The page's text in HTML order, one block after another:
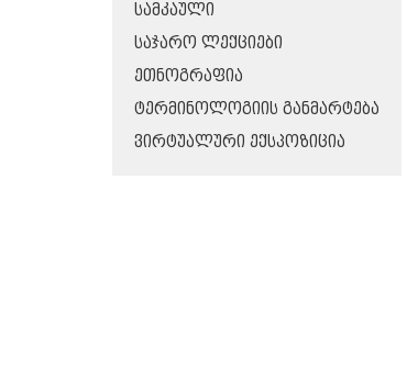
ᲡᲐᲛᲙᲐᲣᲚᲘ
ᲡᲐᲯᲐᲠᲝ ᲚᲔᲥᲪᲘᲔᲑᲘ
ᲔᲗᲜᲝᲒᲠᲐᲤᲘᲐ
ᲢᲔᲠᲛᲘᲜᲝᲚᲝᲒᲘᲘᲡ ᲒᲐᲜᲛᲐᲠᲢᲔᲑᲐ
ᲕᲘᲠᲢᲣᲐᲚᲣᲠᲘ ᲔᲥᲡᲞᲝᲖᲘᲪᲘᲐ